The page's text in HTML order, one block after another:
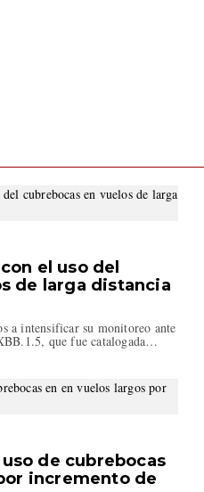
el uso del
de larga distancia
a intensificar su monitoreo ante
que fue catalogada…
de cubrebocas
incremento de